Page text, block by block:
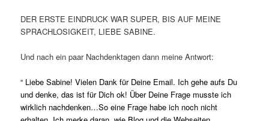
DER ERSTE EINDRUCK WAR SUPER, BIS AUF MEINE
SPRACHLOSIGKEIT, LIEBE SABINE.
Und nach ein paar Nachdenktagen dann meine Antwort:
“ Liebe Sabine! Vielen Dank für Deine Email. Ich gehe aufs Du
und denke, das ist für Dich ok! Über Deine Frage musste ich
wirklich nachdenken…So eine Frage habe ich noch nicht